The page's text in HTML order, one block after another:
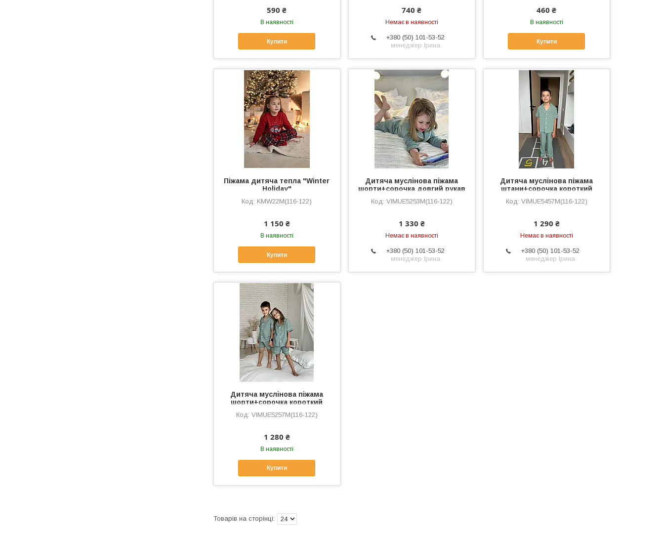
590 ₴
В наявності
Купити
740 ₴
Немає в наявності
+380 (50) 101-53-52
менеджер Ірина
460 ₴
В наявності
Купити
Піжама дитяча тепла "Winter
Holiday"
KMW22M(116-122)
1 150 ₴
В наявності
Купити
Дитяча муслінова піжама
шорти+сорочка довгий рукав
VIMUЕ5253M(116-122)
1 330 ₴
Немає в наявності
+380 (50) 101-53-52
менеджер Ірина
Дитяча муслінова піжама
штани+сорочка короткий
VIMUЕ5457M(116-122)
1 290 ₴
Немає в наявності
+380 (50) 101-53-52
менеджер Ірина
Дитяча муслінова піжама
шорти+сорочка короткий
VIMUЕ5257M(116-122)
1 280 ₴
В наявності
Купити